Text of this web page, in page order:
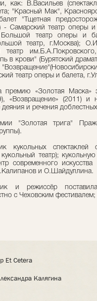
как: В.Васильев
"Красный Мак",
"Тщетная
- Самарский театр оперы
Большой театр оперы и
театр, г.Москва);
театр
в крови" (Бурятский
театр оперы и балета,
премию «Золотая Маска»
«Возвращение» (2011) и
деяния и речения
"Золотая трига"
кукольных спектаклей
театр);
современного
и О.Шайдуллина.
и режиссёр
с Чеховским
Et Cetera
Калягина